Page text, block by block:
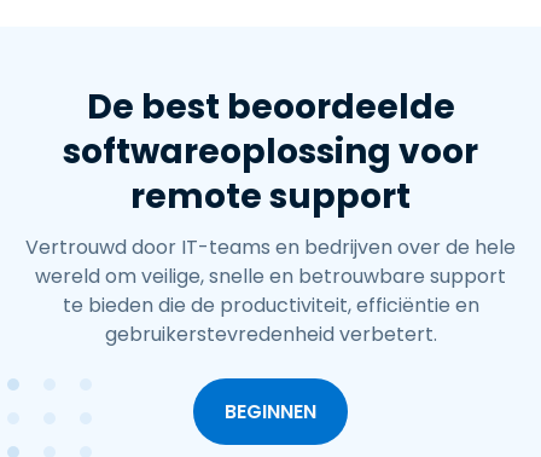
De best beoordeelde
softwareoplossing voor
remote support
Vertrouwd door IT-teams en bedrijven over de hele
wereld om veilige, snelle en betrouwbare support
te bieden die de productiviteit, efficiëntie en
gebruikerstevredenheid verbetert.
BEGINNEN